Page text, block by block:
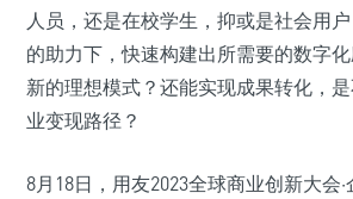
人员，还是在校学生，抑或是社会用
的助力下，快速构建出所需要的数字
新的理想模式？还能实现成果转化，
业变现路径？
8月18日，用友2023全球商业创新大会